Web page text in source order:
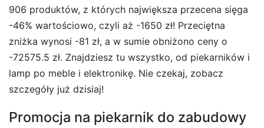
906 produktów, z których największa przecena sięga
-46% wartościowo, czyli aż -1650 zł! Przeciętna
zniżka wynosi -81 zł, a w sumie obniżono ceny o
-72575.5 zł. Znajdziesz tu wszystko, od piekarników i
lamp po meble i elektronikę. Nie czekaj, zobacz
szczegóły już dzisiaj!
Promocja na piekarnik do zabudowy